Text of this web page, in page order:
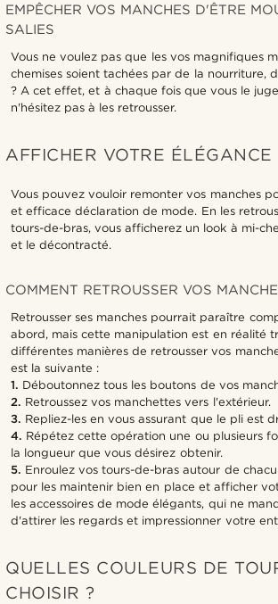
EMPÊCHER VOS MANCHES D'ÊTRE
SALIES
Vous ne voulez pas que les vos magnifiques
chemises soient tachées par de la nourriture,
? A cet effet, et à chaque fois que vous le
n'hésitez pas à les retrousser.
AFFICHER VOTRE ÉLÉGANCE
Vous pouvez vouloir remonter vos manches
et efficace déclaration de mode. En les
tours-de-bras, vous afficherez un look à mi-
et le décontracté.
COMMENT RETROUSSER VOS
Retrousser ses manches pourrait paraître
abord, mais cette manipulation est en réalité
différentes manières de retrousser vos
est la suivante :
1. Déboutonnez tous les boutons de vos
2. Retroussez vos manchettes vers l'extérieur.
3. Repliez-les en vous assurant que le pli est
4. Répétez cette opération une ou plusieurs
la longueur que vous désirez obtenir.
5. Enroulez vos tours-de-bras autour de
pour les maintenir bien en place et afficher
les accessoires de mode élégants, qui ne
d'attirer les regards et impressionner votre
QUELLES COULEURS DE
CHOISIR ?